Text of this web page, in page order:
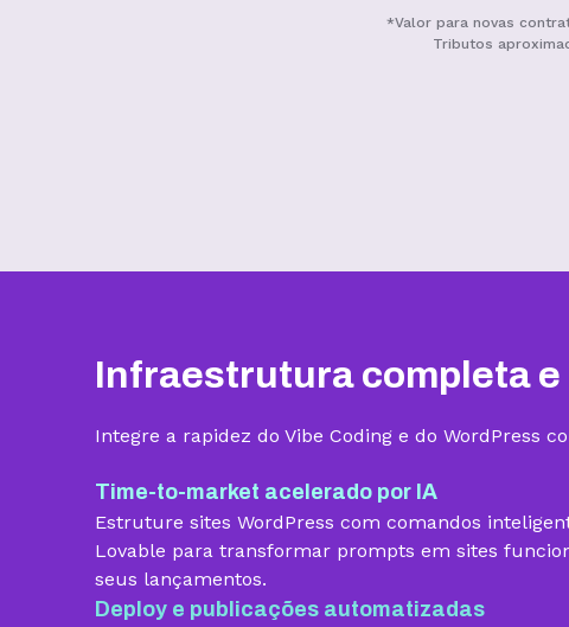
*Valor para novas
Tributos
Armazenamento
Hospedagem gerenciada para
WordPress
Domínio grátis
Infraestrutura completa e
Integre a rapidez do Vibe Coding e do WordPress
Time-to-market acelerado por IA
Estruture sites WordPress com comandos
Lovable para transformar prompts em sites
seus lançamentos.
Deploy e publicações automatizadas